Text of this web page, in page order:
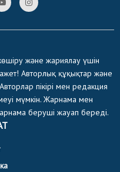
және жариялау үшін
Авторлық құқықтар және
пікірі мен редакция
мүмкін. Жарнама мен
беруші жауап береді.